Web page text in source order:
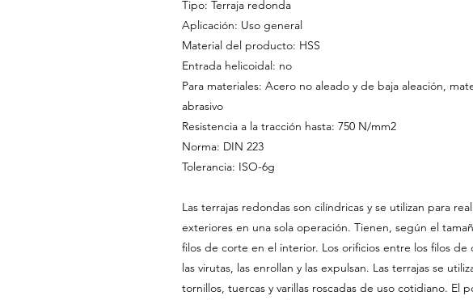
Tipo: Terraja redonda
Aplicación: Uso general
Material del producto: HSS
Entrada helicoidal: no
Para materiales: Acero no aleado y de baja aleación,
abrasivo
Resistencia a la tracción hasta: 750 N/mm2
Norma: DIN 223
Tolerancia: ISO-6g
Las terrajas redondas son cilíndricas y se utilizan para
exteriores en una sola operación. Tienen, según el
filos de corte en el interior. Los orificios entre los filos de
las virutas, las enrollan y las expulsan. Las terrajas se
tornillos, tuercas y varillas roscadas de uso cotidiano. El